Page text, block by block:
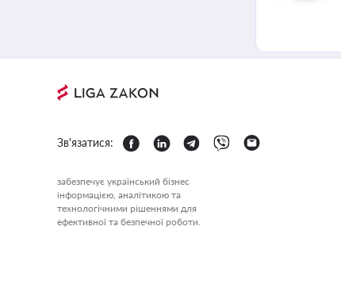
Зв'язатися:
забезпечує український бізнес
інформацією, аналітикою та
технологічними рішеннями для
ефективної та безпечної роботи.